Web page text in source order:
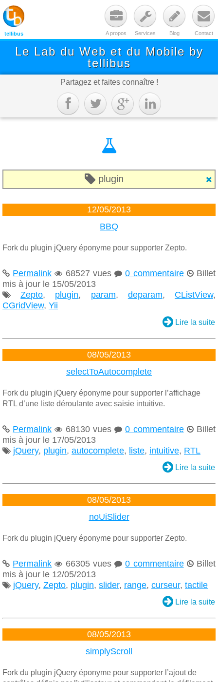
tellibus

Contact

Blog

Services

A propos
Le Lab du Web et du Mobile by
tellibus
Partagez et faites connaître !
   

 plugin 
12/05/2013
BBQ
Fork du plugin jQuery éponyme pour supporter Zepto.
 Permalink  68527 vues 0 commentaire Billet
mis à jour le 15/05/2013
 Zepto, plugin, param, deparam, CListView,
CGridView, Yii
 Lire la suite
08/05/2013
selectToAutocomplete
Fork du plugin jQuery éponyme pour supporter l’affichage
RTL d’une liste déroulante avec saisie intuitive.
 Permalink  68130 vues 0 commentaire Billet
mis à jour le 17/05/2013
 jQuery, plugin, autocomplete, liste, intuitive, RTL
 Lire la suite
08/05/2013
noUiSlider
Fork du plugin jQuery éponyme pour supporter Zepto.
 Permalink  66305 vues 0 commentaire Billet
mis à jour le 12/05/2013
 jQuery, Zepto, plugin, slider, range, curseur, tactile
 Lire la suite
08/05/2013
simplyScroll
Fork du plugin jQuery éponyme pour supporter l’ajout de